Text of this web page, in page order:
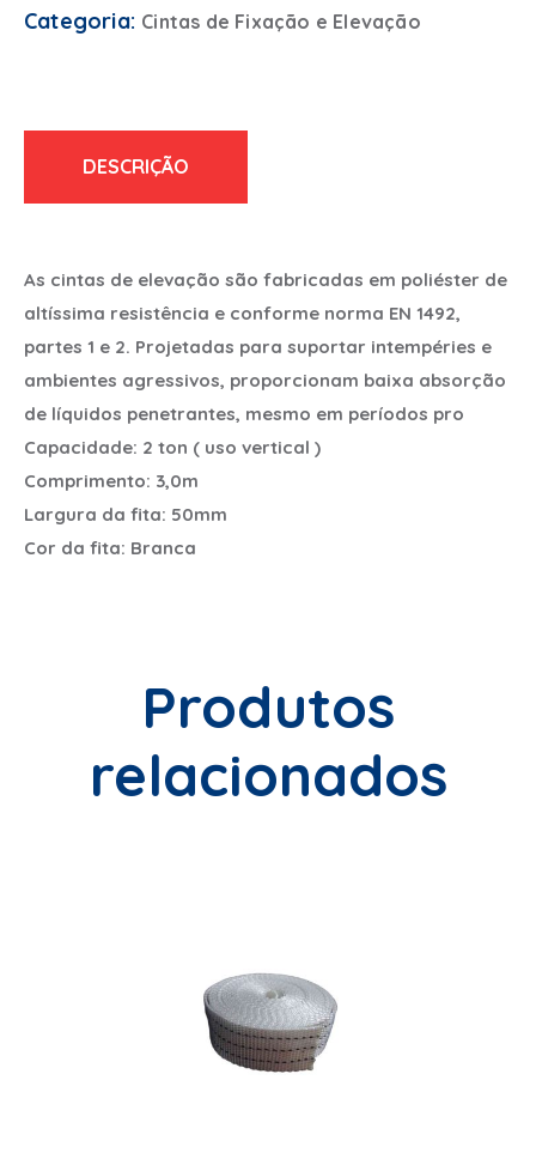
Categoria: Cintas de Fixação e Elevação
DESCRIÇÃO
As cintas de elevação são fabricadas em poliéster de
altíssima resistência e conforme norma EN 1492,
partes 1 e 2. Projetadas para suportar intempéries e
ambientes agressivos, proporcionam baixa absorção
de líquidos penetrantes, mesmo em períodos pro
Capacidade: 2 ton ( uso vertical )
Comprimento: 3,0m
Largura da fita: 50mm
Cor da fita: Branca
Produtos
relacionados